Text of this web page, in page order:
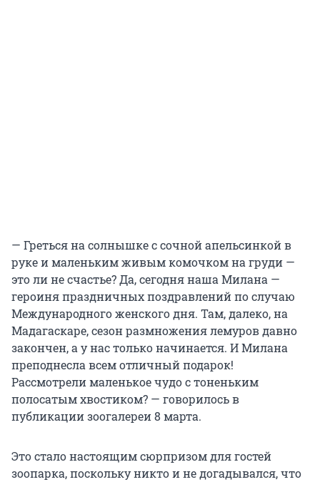
— Греться на солнышке с сочной апельсинкой в
руке и маленьким живым комочком на груди —
это ли не счастье? Да, сегодня наша Милана —
героиня праздничных поздравлений по случаю
Международного женского дня. Там, далеко, на
Мадагаскаре, сезон размножения лемуров давно
закончен, а у нас только начинается. И Милана
преподнесла всем отличный подарок!
Рассмотрели маленькое чудо с тоненьким
полосатым хвостиком? — говорилось в
публикации зоогалереи 8 марта.
Это стало настоящим сюрпризом для гостей
зоопарка, поскольку никто и не догадывался, что